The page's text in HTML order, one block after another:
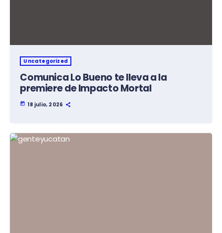
Uncategorized
Comunica Lo Bueno te lleva a la
premiere de Impacto Mortal
today 18 julio, 2026